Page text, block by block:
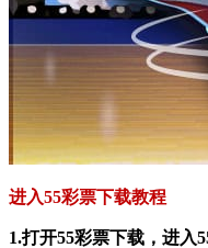
进入55彩票下载教程
1.打开55彩票下载，进入